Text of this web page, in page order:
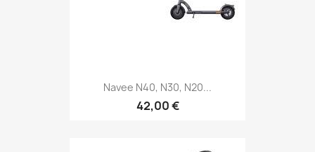
Navee N40, N30, N20...
42,00 €